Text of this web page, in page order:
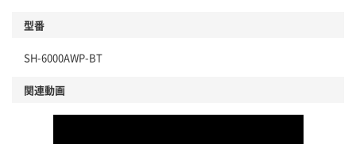
型番
SH-6000AWP-BT
関連動画